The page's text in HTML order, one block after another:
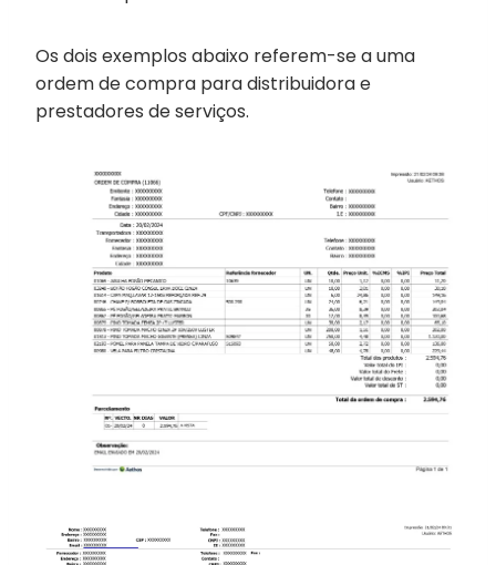
Os dois exemplos abaixo referem-se a uma
ordem de compra para distribuidora e
prestadores de serviços.